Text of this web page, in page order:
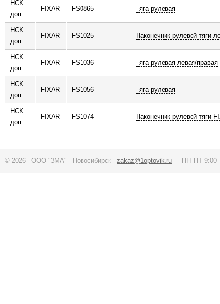
НСК
доп
FIXAR FS0865 Тяга рулевая
НСК
доп
FIXAR FS1025 Наконечник рулевой тяги
НСК
доп
FIXAR FS1036 Тяга рулевая левая/правая
НСК
доп
FIXAR FS1056 Тяга рулевая
НСК
доп
FIXAR FS1074 Наконечник рулевой тяги
© 2026 ООО "ЗМА" Новосибирск zakaz@1optovik.ru ПН–ПТ